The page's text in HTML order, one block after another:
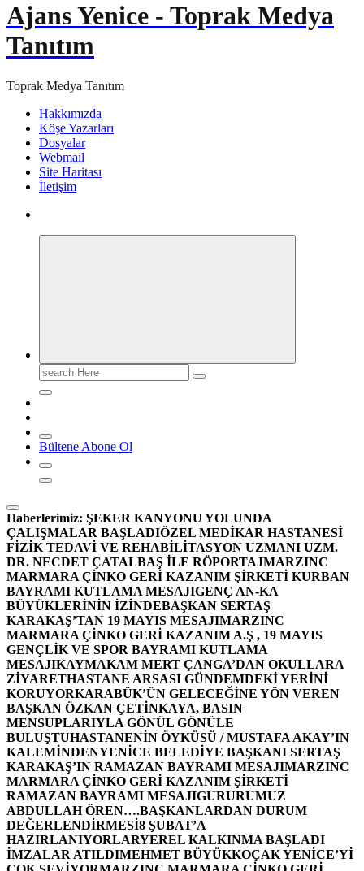
Ajans Yenice - Toprak Medya
Tanıtım
Toprak Medya Tanıtım
Hakkımızda
Köşe Yazarları
Dosyalar
Webmail
Site Haritası
İletişim
Search
for:
Bültene Abone Ol
Haberlerimiz: ŞEKER KANYONU YOLUNDA
ÇALIŞMALAR BAŞLADIÖZEL MEDİKAR HASTANESİ
FİZİK TEDAVİ VE REHABİLİTASYON UZMANI UZM.
DR. NECDET ÇATALBAŞ İLE RÖPORTAJMARZINC
MARMARA ÇİNKO GERİ KAZANIM ŞİRKETİ KURBAN
BAYRAMI KUTLAMA MESAJIGENÇ AN-KA
BÜYÜKLERİNİN İZİNDEBAŞKAN SERTAŞ
KARAKAŞ’TAN 19 MAYIS MESAJIMARZINC
MARMARA ÇİNKO GERİ KAZANIM A.Ş , 19 MAYIS
GENÇLİK VE SPOR BAYRAMI KUTLAMA
MESAJIKAYMAKAM MERT ÇANGA’DAN OKULLARA
ZİYARETHASTANE ARSASI GÜNDEMDEKİ YERİNİ
KORUYORKARABÜK’ÜN GELECEĞİNE YÖN VEREN
BAŞKAN ÖZKAN ÇETİNKAYA, BASIN
MENSUPLARIYLA GÖNÜL GÖNÜLE
BULUŞTUHASTANENİN ÖYKÜSÜ / MUSTAFA AKAY’IN
KALEMİNDENYENİCE BELEDİYE BAŞKANI SERTAŞ
KARAKAŞ’IN RAMAZAN BAYRAMI MESAJIMARZINC
MARMARA ÇİNKO GERİ KAZANIM ŞİRKETİ
RAMAZAN BAYRAMI MESAJIGURURUMUZ
ABDULLAH ÖREN….BAŞKANLARDAN DURUM
DEĞERLENDİRMESİ8 ŞUBAT’A
HAZIRLANIYORLARYEREL KALKINMA BAŞLADI
İMZALAR ATILDIMEHMET BÜYÜKKOÇAK YENİCE’Yİ